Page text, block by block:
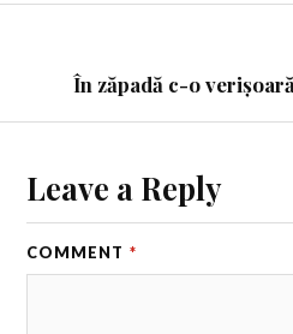
În zăpadă c-o
Leave a Reply
COMMENT *